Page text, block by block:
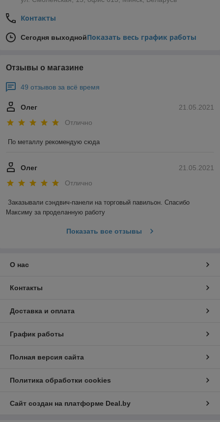
Контакты
Сегодня выходнойПоказать весь график работы
Отзывы о магазине
49 отзывов за всё время
21.05.2021
Олег
Отлично
По металлу рекомендую сюда
21.05.2021
Олег
Отлично
Заказывали сэндвич-панели на торговый павильон. Спасибо
Максиму за проделанную работу
Показать все отзывы
О нас
Контакты
Доставка и оплата
График работы
Полная версия сайта
Политика обработки cookies
Сайт создан на платформе Deal.by